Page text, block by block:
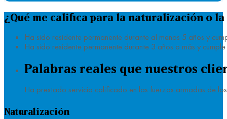
¿Qué me califica para la naturalización o
Ha sido residente permanente durante al menos 5 años y
Ha sido residente permanente durante 3 años o más y
Palabras reales que nuestros
Ha prestado servicio calificado en las fuerzas armadas de
Naturalización